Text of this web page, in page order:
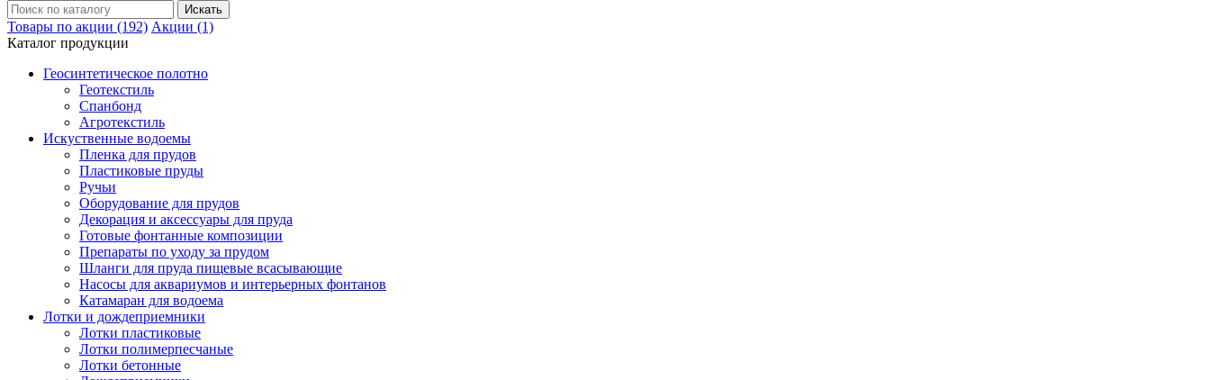
Товары по акции (192) Акции (1)
Каталог продукции
Геосинтетическое полотно
Геотекстиль
Спанбонд
Агротекстиль
Искуственные водоемы
Пленка для прудов
Пластиковые пруды
Ручьи
Оборудование для прудов
Декорация и аксессуары для пруда
Готовые фонтанные композиции
Препараты по уходу за прудом
Шланги для пруда пищевые всасывающие
Насосы для аквариумов и интерьерных фонтанов
Катамаран для водоема
Лотки и дождеприемники
Лотки пластиковые
Лотки полимерпесчаные
Лотки бетонные